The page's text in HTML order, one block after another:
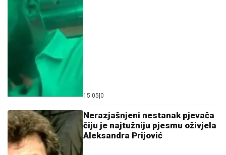
15:05 0
Nerazjašnjeni nestanak pjevača
čiju je najtužniju pjesmu oživjela
Aleksandra Prijović